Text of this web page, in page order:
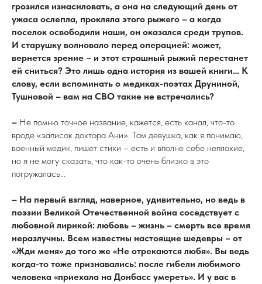
грозился изнасиловать, а она на следующий день от
ужаса ослепла, прокляла этого рыжего – а когда
поселок освободили наши, он оказался среди трупов.
И старушку волновало перед операцией: может,
вернется зрение – и этот страшный рыжий перестанет
ей сниться? Это лишь одна история из вашей книги… К
слову, если вспоминать о медиках-поэтах Друниной,
Тушновой – вам на СВО такие не встречались?
– Не помню точное название, кажется, есть канал, что-то
вроде «записок доктора Ани». Там девушка, как я понимаю,
военный медик, пишет стихи – есть и вполне себе неплохие,
но я не могу сказать, что как-то очень близко в это
погружалась…
– На первый взгляд, наверное, удивительно, но ведь в
поэзии Великой Отечественной война соседствует с
любовной лирикой: любовь – жизнь – смерть все время
неразлучны. Всем известны настоящие шедевры – от
«Жди меня» до того же «Не отрекаются любя». Вы ведь
когда-то тоже признавались: после гибели любимого
человека «приехала на Донбасс умереть». И у вас в